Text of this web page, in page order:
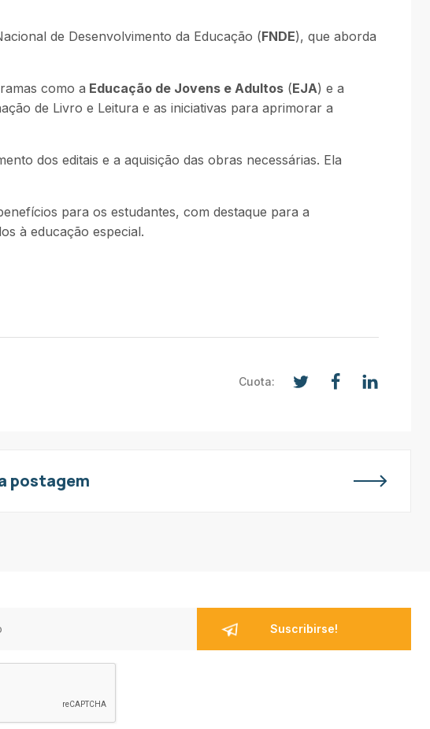
de Desenvolvimento da Educação (FNDE), que aborda
como a Educação de Jovens e Adultos (EJA) e a
de Livro e Leitura e as iniciativas para aprimorar a
dos editais e a aquisição das obras necessárias. Ela
para os estudantes, com destaque para a
à educação especial.
Cuota:
postagem